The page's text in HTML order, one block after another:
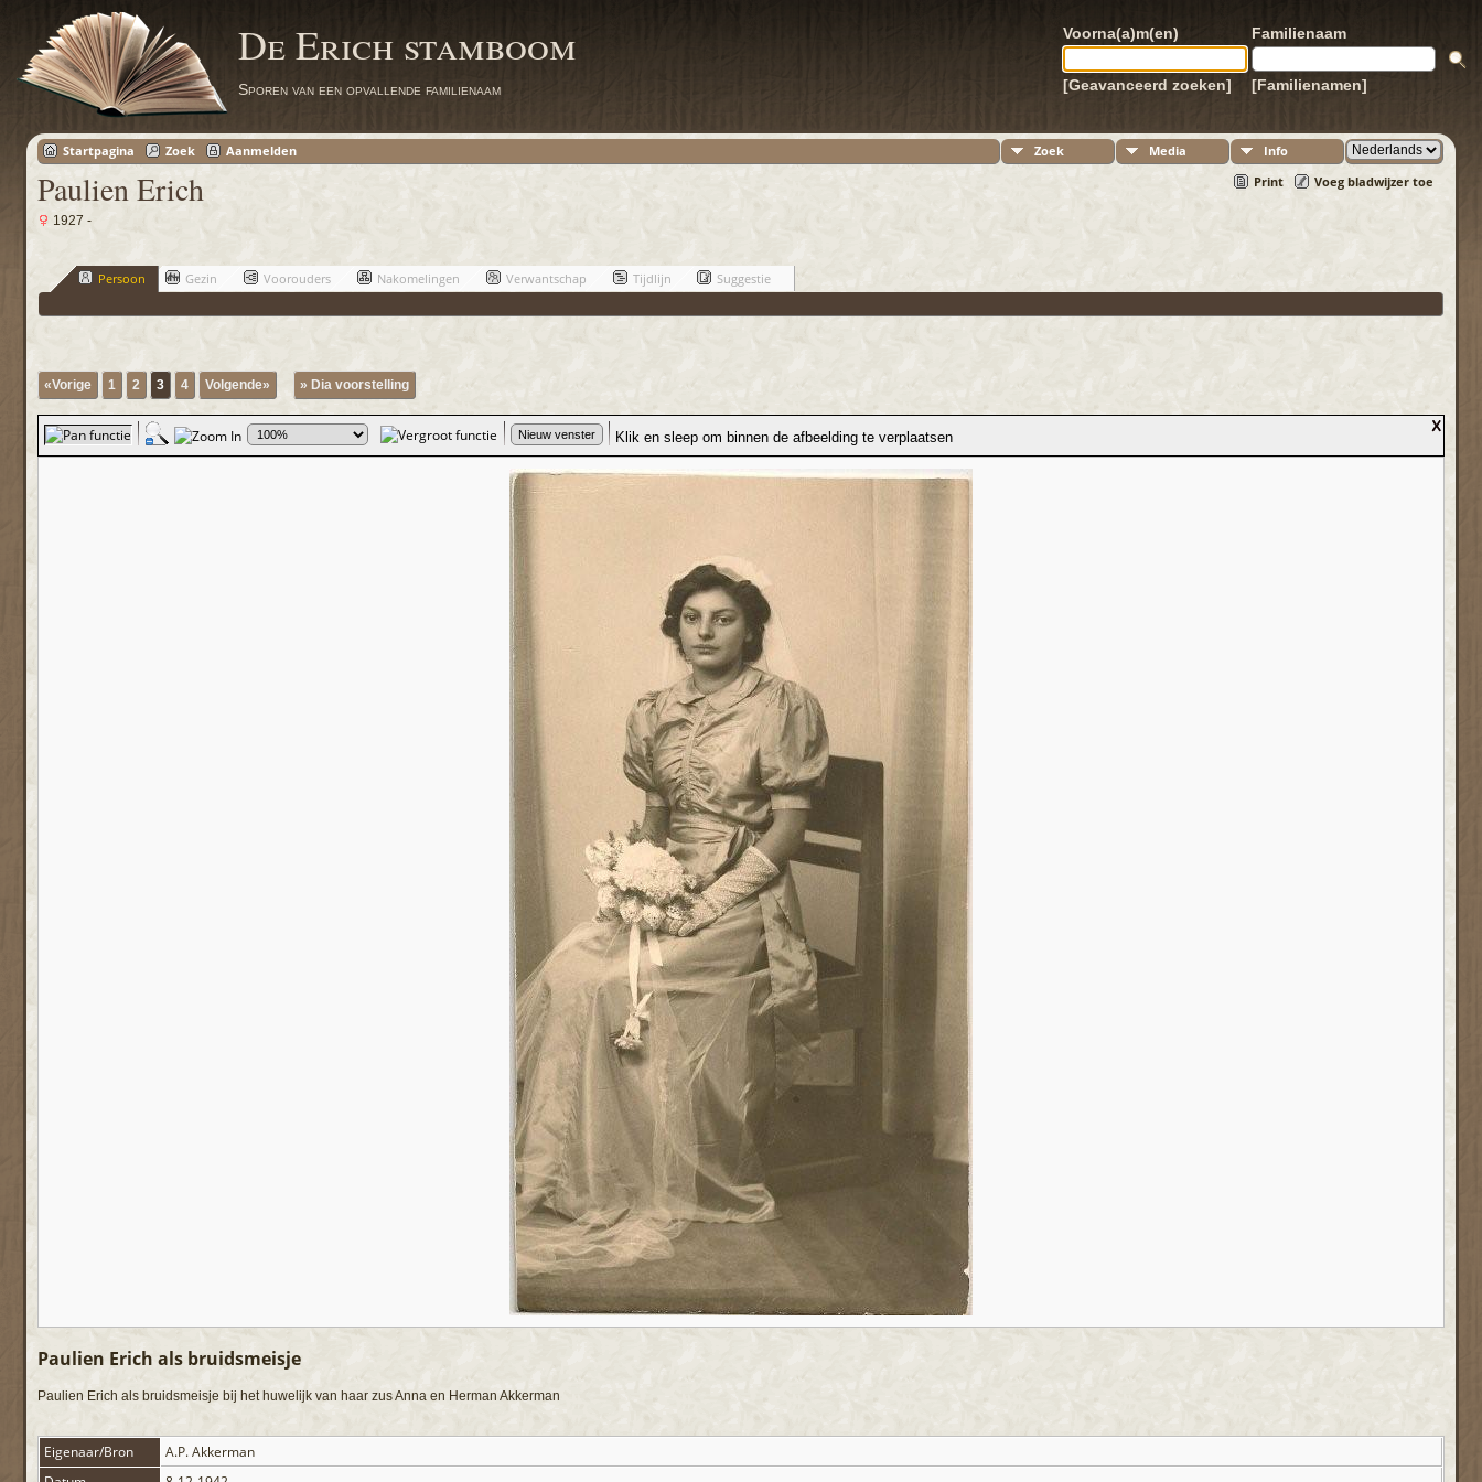
De Erich stamboom
Sporen van een opvallende familienaam
Voorna(a)m(en) Familienaam
[Geavanceerd zoeken] [Familienamen]
Startpagina Zoek Aanmelden Zoek Media
Info
Print
Voeg bladwijzer toe
Paulien Erich
1927 -
Persoon Gezin Voorouders Nakomelingen Verwantschap Tijdlijn Suggestie
«Vorige 1 2 3 4 Volgende» » Dia voorstelling
Paulien Erich als bruidsmeisje
Paulien Erich als bruidsmeisje bij het huwelijk van haar zus Anna en Herman Akkerman
Eigenaar/Bron
A.P. Akkerman